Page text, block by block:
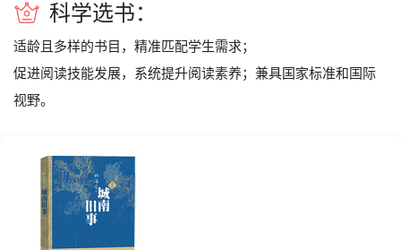
科学选书：
适龄且多样的书目，精准匹配学生需求；
促进阅读技能发展，系统提升阅读素养；兼具国家标准和国际
视野。